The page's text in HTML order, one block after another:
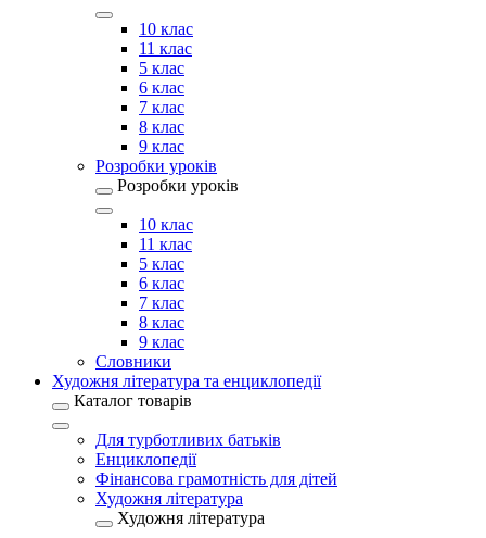
10 клас
11 клас
5 клас
6 клас
7 клас
8 клас
9 клас
Розробки уроків
Розробки уроків
10 клас
11 клас
5 клас
6 клас
7 клас
8 клас
9 клас
Словники
Художня література та енциклопедії
Каталог товарів
Для турботливих батьків
Енциклопедії
Фінансова грамотність для дітей
Художня література
Художня література